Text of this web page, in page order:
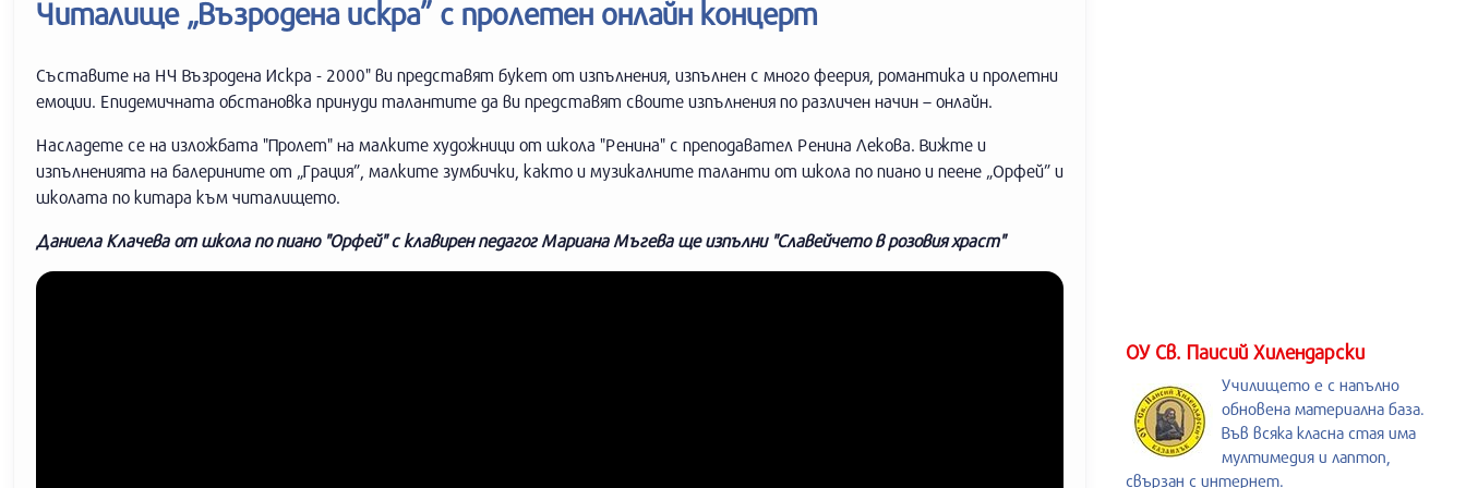
Читалище „Възродена искра” с пролетен онлайн концерт
Съставите на НЧ Възродена Искра - 2000" ви представят букет от изпълнения, изпълнен с много феерия, романтика и пролетни
емоции. Епидемичната обстановка принуди талантите да ви представят своите изпълнения по различен начин – онлайн.
Насладете се на изложбата "Пролет" на малките художници от школа "Ренина" с преподавател Ренина Лекова. Вижте и
изпълненията на балерините от „Грация”, малките зумбички, както и музикалните таланти от школа по пиано и пеене „Орфей” и
школата по китара към читалището.
Даниела Клачева от школа по пиано "Орфей" с клавирен педагог Мариана Мъгева ще изпълни "Славейчето в розовия храст"
ОУ Св. Паисий Хилендарски
Училището е с напълно
обновена материална база.
Във всяка класна стая има
мултимедия и лаптоп,
свързан с интернет.